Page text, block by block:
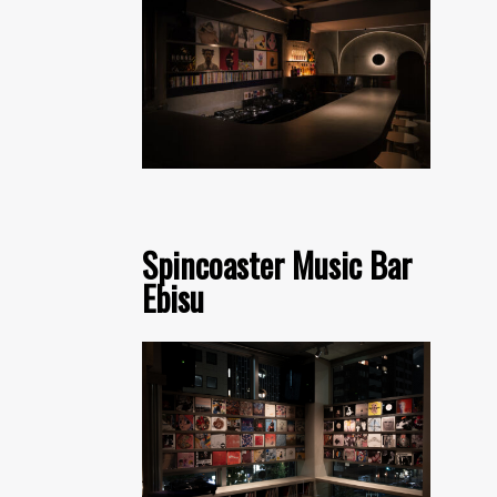
Spincoaster Music Bar
Ebisu